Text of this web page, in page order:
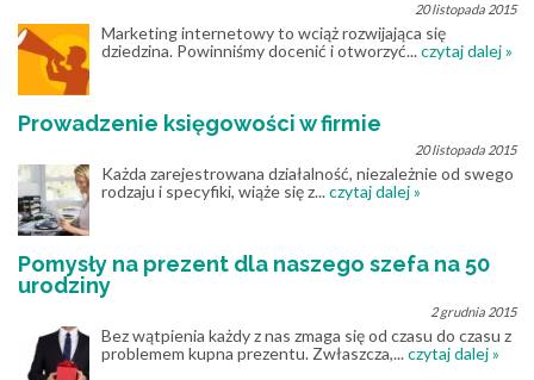
20 listopada 2015
Marketing internetowy to wciąż rozwijająca się
dziedzina. Powinniśmy docenić i otworzyć...czytaj dalej »
Prowadzenie księgowości w firmie
20 listopada 2015
Każda zarejestrowana działalność, niezależnie od swego
rodzaju i specyfiki, wiąże się z...czytaj dalej »
Pomysły na prezent dla naszego szefa na 50
urodziny
2 grudnia 2015
Bez wątpienia każdy z nas zmaga się od czasu do czasu z
problemem kupna prezentu. Zwłaszcza,...czytaj dalej »